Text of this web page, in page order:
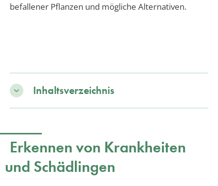
befallener Pflanzen und mögliche Alternativen.
Inhaltsverzeichnis
Erkennen von Krankheiten
und Schädlingen